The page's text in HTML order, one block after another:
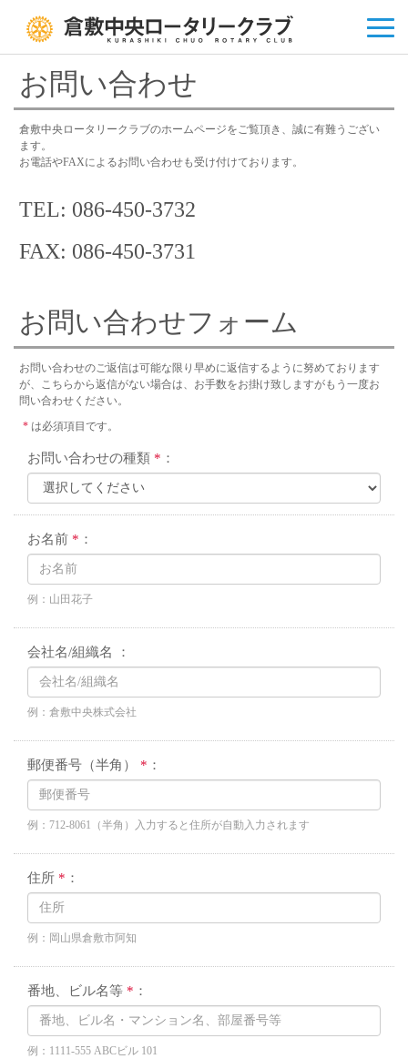
お問い合わせ
倉敷中央ロータリークラブのホームページをご覧頂き、誠に有難うござい
ます。
お電話やFAXによるお問い合わせも受け付けております。
TEL: 086-450-3732
FAX: 086-450-3731
お問い合わせフォーム
お問い合わせのご返信は可能な限り早めに返信するように努めております
が、こちらから返信がない場合は、お手数をお掛け致しますがもう一度お
問い合わせください。
* は必須項目です。
お問い合わせの種類 * ：
お名前 * ：
例：山田花子
会社名/組織名 ：
例：倉敷中央株式会社
郵便番号（半角） * ：
例：712-8061（半角）入力すると住所が自動入力されます
住所 * ：
例：岡山県倉敷市阿知
番地、ビル名等 * ：
例：1111-555 ABCビル 101